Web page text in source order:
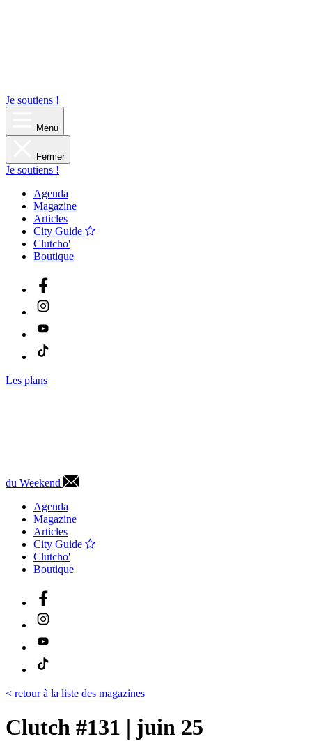
Je soutiens !
Menu
Fermer
Je soutiens !
Agenda
Magazine
Articles
City Guide
Clutcho'
Boutique
Les plans
du Weekend
Agenda
Magazine
Articles
City Guide
Clutcho'
Boutique
< retour à la liste des magazines
Clutch #131 | juin 25